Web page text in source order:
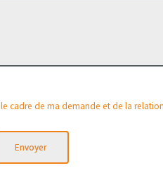
cadre de ma demande et de la
Envoyer